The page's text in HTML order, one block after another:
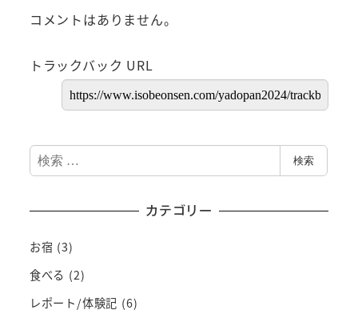
コメントはありません。
トラックバック URL
検
索
検索
カテゴリー
お宿 (3)
食べる (2)
レポート/体験記 (6)